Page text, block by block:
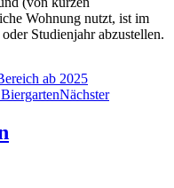
Wohnung nutzt, ist im
Studienjahr abzustellen.
ab 2025
Nächster